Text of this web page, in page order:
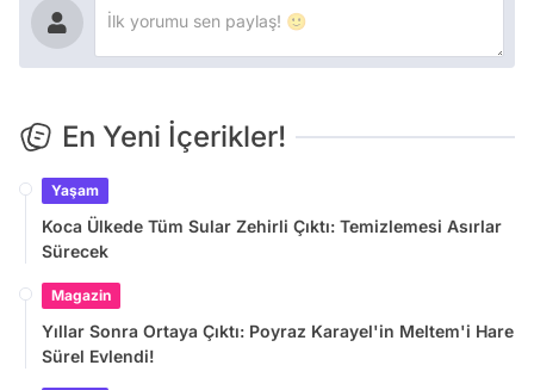
En Yeni İçerikler!
Yaşam
Koca Ülkede Tüm Sular Zehirli Çıktı: Temizlemesi Asırlar
Sürecek
Magazin
Yıllar Sonra Ortaya Çıktı: Poyraz Karayel'in Meltem'i Hare
Sürel Evlendi!